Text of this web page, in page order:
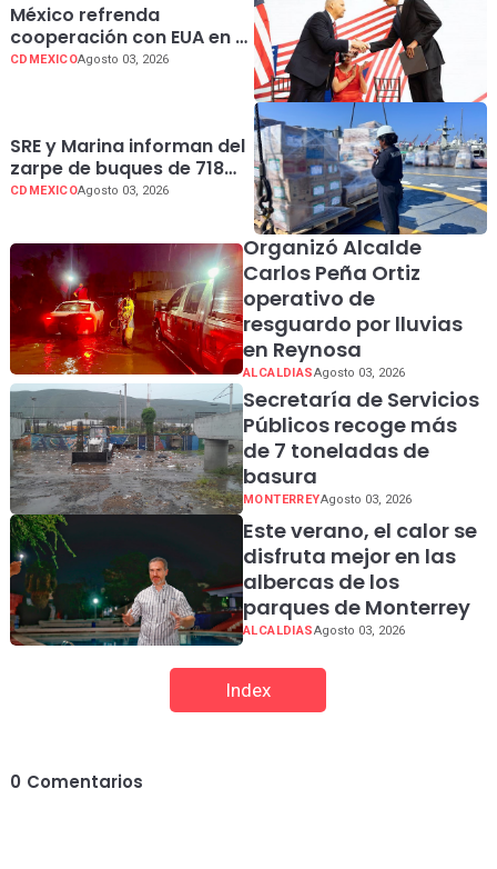
México refrenda
cooperación con EUA en el
250 aniversario de su
CDMEXICOAgosto 03, 2026
SRE y Marina informan del
zarpe de buques de 718
toneladas de ayuda
CDMEXICOAgosto 03, 2026
Organizó Alcalde
Carlos Peña Ortiz
operativo de
resguardo por lluvias
en Reynosa
ALCALDIASAgosto 03, 2026
Secretaría de Servicios
Públicos recoge más
de 7 toneladas de
basura
MONTERREYAgosto 03, 2026
Este verano, el calor se
disfruta mejor en las
albercas de los
parques de Monterrey
ALCALDIASAgosto 03, 2026
Index
0 Comentarios